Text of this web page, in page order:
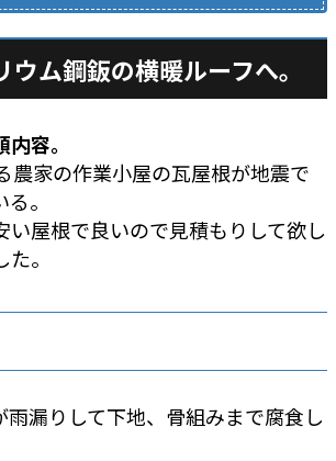
ウム鋼鈑の横暖ルーフへ。
容。
農家の作業小屋の瓦屋根が地震で
。
い屋根で良いので見積もりして欲し
。